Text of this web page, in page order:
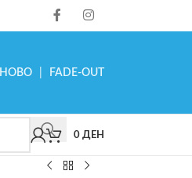
НОВО FADE-OUT
0 ДЕН